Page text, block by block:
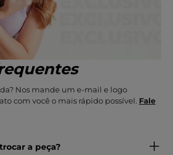
Nos mande um e-mail e logo
com você o mais rápido possível. Fale
a peça?